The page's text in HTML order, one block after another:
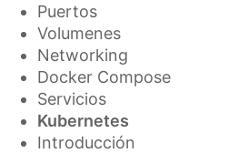
Puertos
Volumenes
Networking
Docker Compose
Servicios
Kubernetes
Introducción